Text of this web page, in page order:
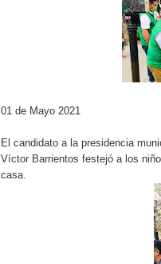
01 de Mayo 2021
El candidato a la presidencia
Víctor Barrientos festejó a los
casa.